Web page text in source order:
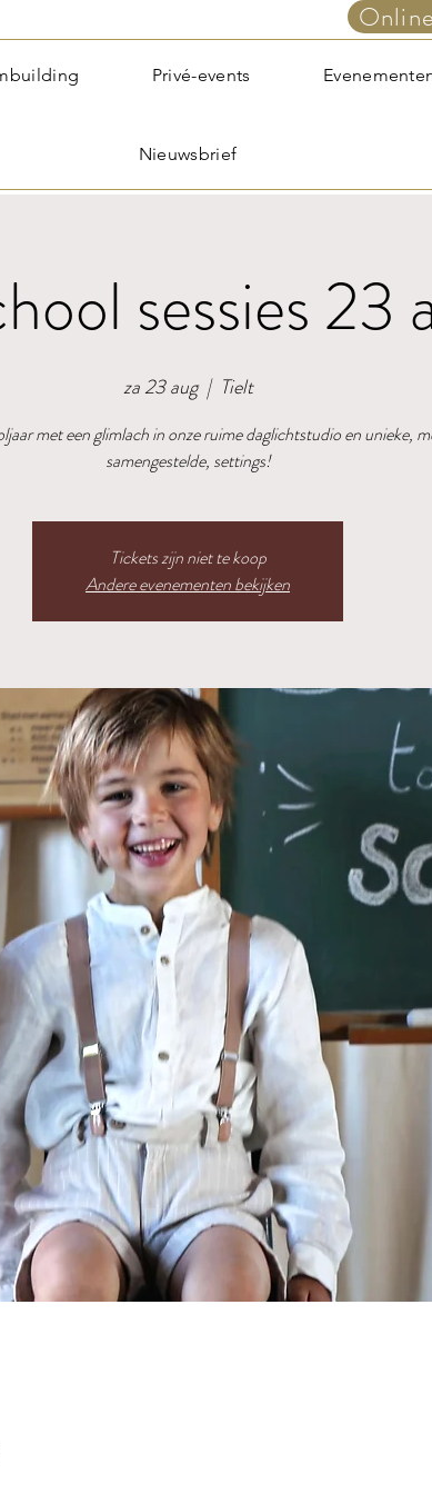
Privé-events
Nieuwsbrief
sessies 23
za 23 aug
  |
Tielt
met een glimlach in onze ruime daglichtstudio en unieke,
samengestelde, settings!
Tickets zijn niet te koop
Andere evenementen bekijken